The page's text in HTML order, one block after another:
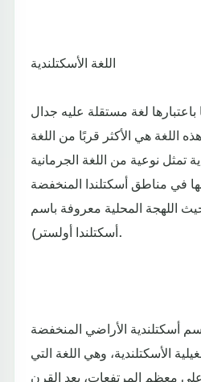
اللغة الأسكتلندية
لغة مستقلة عليه جدال
اللغة هي الأكثر قربًا من اللغة
تمثل نوعية من اللغة الجرمانية
في مناطق أسكتلندا المنخفضة
اللهجة المحلية معروفة باسم
أسكتلندا أولستر).
أسكتلندية الأراضي المنخفضة
الأسكتلندية، وهي اللغة التي
معظم المرتفعات، بعد القرن